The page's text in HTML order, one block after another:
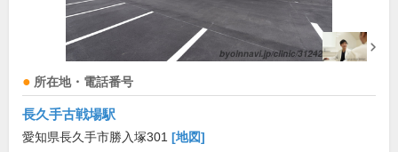
所在地・電話番号
長久手古戦場駅
愛知県長久手市勝入塚301 [地図]